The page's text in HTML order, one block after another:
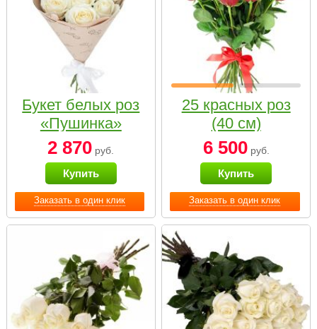
Заказать в один клик
Букет белых роз
«Пушинка»
2 870 руб.
Купить
Заказать в один клик
25 красных роз
(40 см)
6 500руб.
Купить